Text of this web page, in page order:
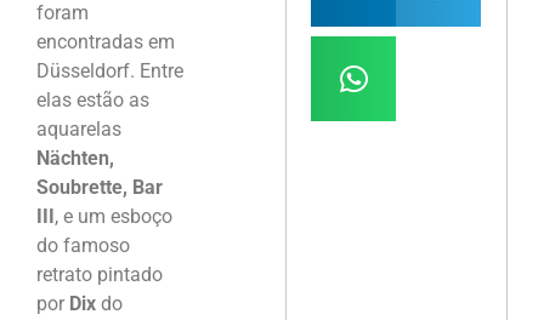
foram
encontradas em
Düsseldorf. Entre
elas estão as
aquarelas
Nächten,
Soubrette, Bar
, e um esboço
do famoso
retrato pintado
por Dix do